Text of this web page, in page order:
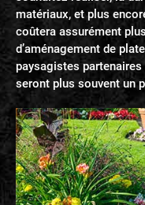
matériaux, et plus
coûtera assurément
d’aménagement de
paysagistes
seront plus souvent un